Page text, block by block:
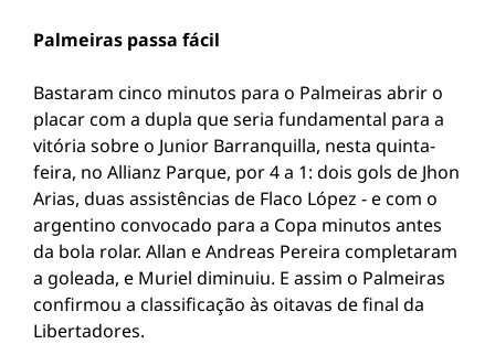
Palmeiras passa fácil
Bastaram cinco minutos para o Palmeiras abrir o
placar com a dupla que seria fundamental para a
vitória sobre o Junior Barranquilla, nesta quinta-
feira, no Allianz Parque, por 4 a 1: dois gols de Jhon
Arias, duas assistências de Flaco López - e com o
argentino convocado para a Copa minutos antes
da bola rolar. Allan e Andreas Pereira completaram
a goleada, e Muriel diminuiu. E assim o Palmeiras
confirmou a classificação às oitavas de final da
Libertadores.